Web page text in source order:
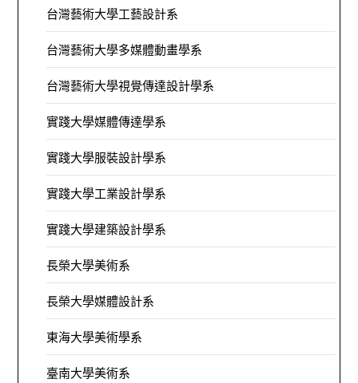
台灣藝術大學工藝設計系
台灣藝術大學多媒體動畫學系
台灣藝術大學視覺傳達設計學系
實踐大學媒體傳達學系
實踐大學服裝設計學系
實踐大學工業設計學系
實踐大學建築設計學系
長榮大學美術系
長榮大學媒體設計系
東海大學美術學系
臺南大學美術系